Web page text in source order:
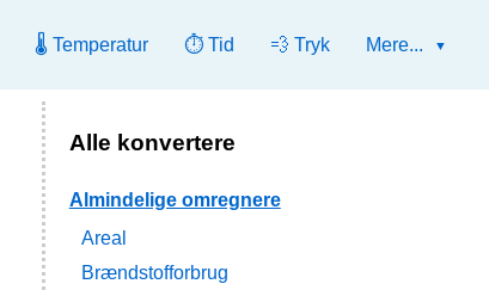
🌡️ Temperatur ⏱️ Tid 💨 Tryk Mere...
Alle konvertere
Almindelige omregnere
Areal
Brændstofforbrug